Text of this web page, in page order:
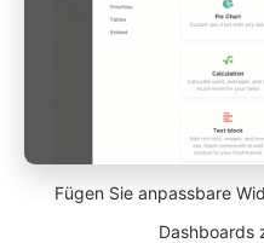
Fügen Sie anpassbare
Dashboards